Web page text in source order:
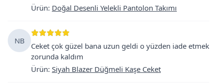
Ürün: Doğal Desenli Yelekli Pantolon Takımı
NB
Ceket çok güzel bana uzun geldi o yüzden iade etmek
zorunda kaldım
Ürün: Siyah Blazer Düğmeli Kaşe Ceket